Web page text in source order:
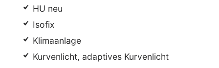
HU neu
Isofix
Klimaanlage
Kurvenlicht, adaptives Kurvenlicht